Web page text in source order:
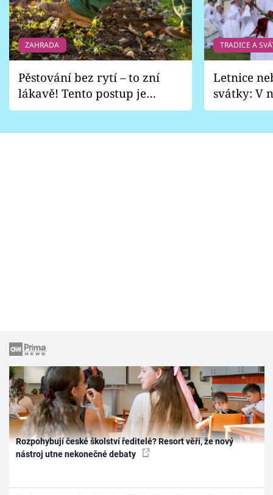
ZAHRADA
Pěstování bez rytí – to zní
lákavě! Tento postup je
vhodný jen pro některé
TRADICE A
Letnice
svátky: V
pondělí
Rozpohybují české školství ředitelé? Resort věří, že nový
nástroj utne nekonečné debaty